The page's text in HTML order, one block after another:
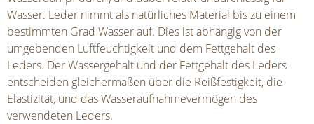
Wasser. Leder nimmt als natürliches Material bis zu einem
bestimmten Grad Wasser auf. Dies ist abhängig von der
umgebenden Luftfeuchtigkeit und dem Fettgehalt des
Leders. Der Wassergehalt und der Fettgehalt des Leders
entscheiden gleichermaßen über die Reißfestigkeit, die
Elastizität, und das Wasseraufnahmevermögen des
verwendeten Leders.